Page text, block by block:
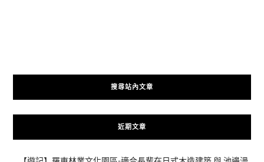
搜尋站內文章
近期文章